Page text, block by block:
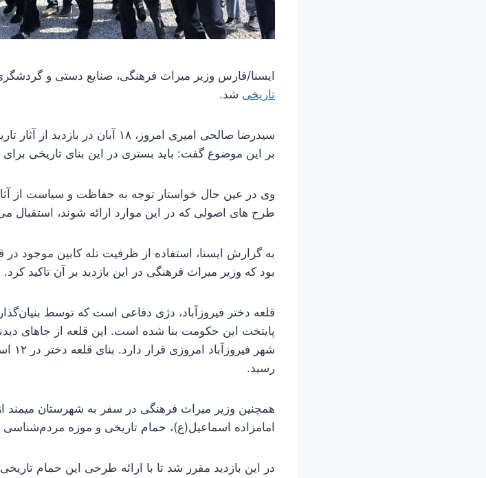
ایسنا/فارس وزیر میراث فرهنگی، صنایع دستی و
تاریخی شد.
سیدرضا صالحی امیری امروز، ۱۸
بر این موضوع گفت: باید بستری در این بنای تاریخی
وی در عین حال خواستار توجه به حفاظت و سیاست از
طرح‌ های اصولی که در این موارد ارائه شوند، استقبال
به گزارش ایسنا، استفاده از ظرفیت تله کابین موجود
بود که وزیر میراث فرهنگی در این بازدید بر آن تاکید کرد.
قلعه دختر فیروزآباد، دژی دفاعی است که توسط
پایتخت این حکومت بنا شده است. این قلعه از جاهای
رسید.
همچنین وزیر میراث فرهنگی در سفر به شهرستان میمند از
امامزاده اسماعیل(ع)، حمام تاریخی و موزه مردم‌شناسی
در این بازدید مقرر شد تا با ارائه طرحی این حمام